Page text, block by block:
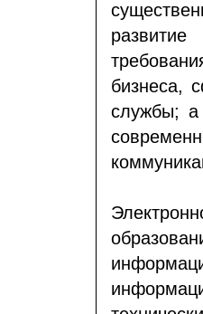
бизнеса,
службы; а